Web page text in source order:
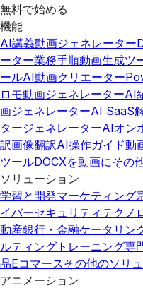
無料で始める
機能
AI講義動画ジェネレーター
ーター業務手順動画生成ツ
ールAI動画クリエーター
ロモ動画ジェネレーターAI
画ジェネレーターAI SaaS
タージェネレーターAIオン
訳画像翻訳AI操作ガイド動
ツールDOCXを動画にその
ソリューション
学習と開発マーケティング
イバーセキュリティ テクノ
動産銀行・金融ケータリン
ルティング トレーニング専
品Eコマースその他のソリ
アニメーション